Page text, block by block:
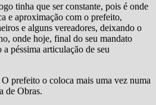
tinha que ser constante, pois é onde
e aproximação com o prefeito,
e alguns vereadores, deixando o
onde hoje, final do seu mandato
péssima articulação de seu
prefeito o coloca mais uma vez numa
de Obras.